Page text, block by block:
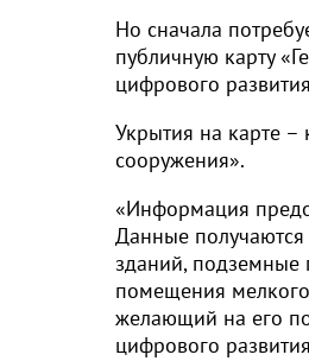
Но сначала
публичную карту
цифрового
Укрытия на карте –
сооружения».
«Информация
Данные получаются
зданий, подземные
помещения
желающий на его
цифрового